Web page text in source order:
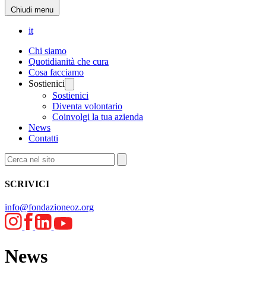
Chiudi menu
it
Chi siamo
Quotidianità che cura
Cosa facciamo
Sostienici
Sostienici
Diventa volontario
Coinvolgi la tua azienda
News
Contatti
SCRIVICI
info@fondazioneoz.org
News